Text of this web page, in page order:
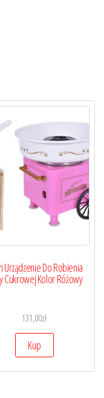
Urządzenie Do Robienia
Cukrowej Kolor Różowy
131,00zł
Kup